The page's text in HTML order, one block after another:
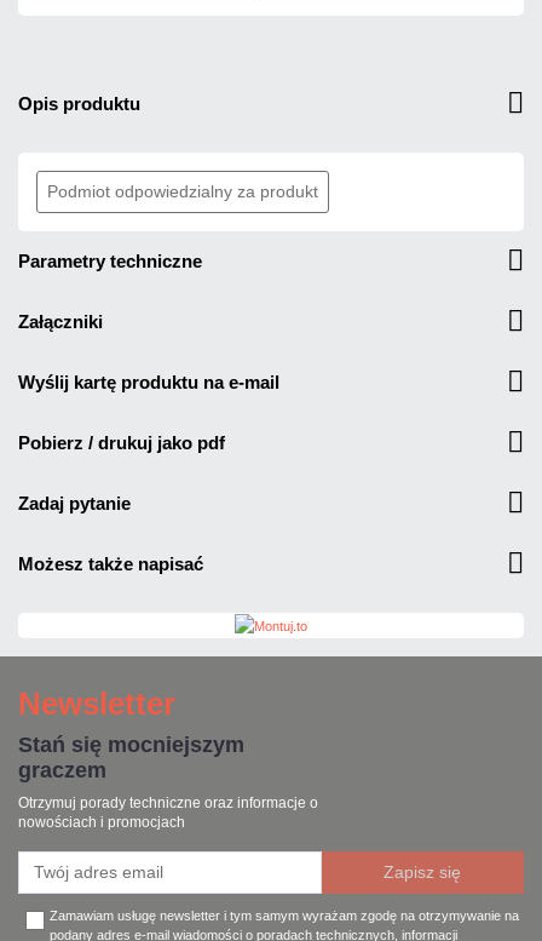
opis produktu
Podmiot odpowiedzialny za produkt
parametry techniczne
załączniki
wyślij kartę produktu na e-mail
pobierz / drukuj jako pdf
zadaj pytanie
możesz także napisać
Newsletter
Stań się mocniejszym
graczem
Otrzymuj porady techniczne oraz informacje o
nowościach i promocjach
Zamawiam usługę newsletter i tym samym wyrażam zgodę na otrzymywanie na
podany adres e-mail wiadomości o poradach technicznych, informacji